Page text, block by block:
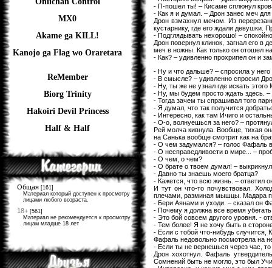
MX0
Akame ga KILL!
Kanojo ga Flag wo Oraretara
ReMember
Biorg Trinity
Hakoiri Devil Princess
Half & Half
Общая [161]
Материал который доступен к просмотру
лицами любого возраста.
18+ [561]
Материал не рекомендуется к просмотру
лицам младше 18 лет
- П-пошел ты! – Кисаме сплюнул
- Как я и думал. – Дрон занес меч
Дрон взмахнул мечом. Из
кустарнику, где его ждали девушки.
- Подглядывать нехорошо! –
Дрон повернул клинок, загнал его в
меч в ножны. Как только он отошел
- Как? – удивленно прохрипел он и
- Ну и что дальше? – спросила у
- В смысле? – удивленно спросил
- Ну, ты же не узнал где искать этого
- Ну, мы будем просто ждать здесь.
- Тогда зачем ты спрашивал того
- Я думал, что так получится
- Интересно, как там Ичиго и
- О-о, волнуешься за него? –
Рей молча кивнула. Вообще, тихая
на Санька вообще смотрит как на
- О чем задумался? – голос Фафаль
- О несправедливости в мире... –
- О чем, о чем?
- О брате о твоем думал! –
- Давно ты знаешь моего братца?
- Кажется, что всю жизнь. – ответил
И тут он что-то почувствовал.
плечами, разминая мышцы. Мадара
- Бери Аянами и уходи. – сказал он
- Почему я должна все время
- Это бой совсем другого уровня. -
- Тем более! Я не хочу быть в
- Если с тобой что-нибудь
Фафаль недовольно посмотрела на
- Если ты не вернешься через час,
Дрон хохотнул. Фафаль
Сомнений быть не могло, это был